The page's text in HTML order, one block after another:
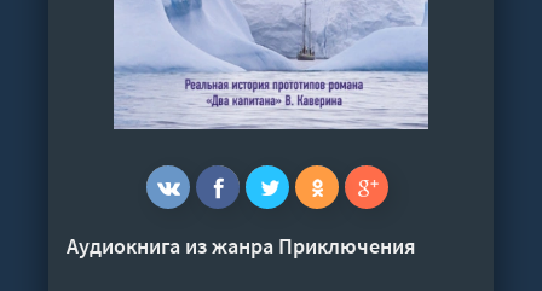
Аудиокнига из жанра Приключения